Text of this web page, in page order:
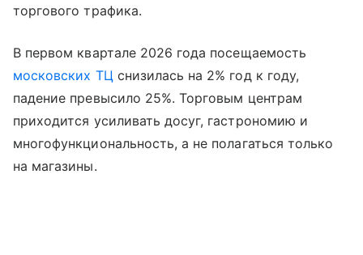
торгового трафика.
В первом квартале 2026 года посещаемость
московских ТЦ снизилась на 2% год к году,
падение превысило 25%. Торговым центрам
приходится усиливать досуг, гастрономию и
многофункциональность, а не полагаться только
на магазины.